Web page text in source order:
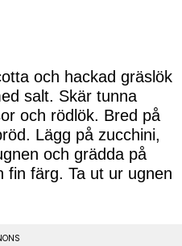
och hackad gräslök
salt. Skär tunna
och rödlök. Bred på
Lägg på zucchini,
och grädda på
fin färg. Ta ut ur ugnen